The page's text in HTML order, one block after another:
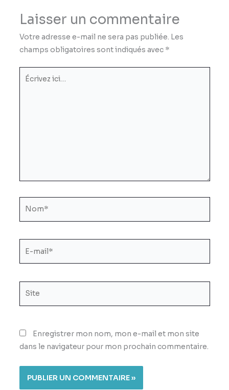
Laisser un commentaire
Votre adresse e-mail ne sera pas publiée. Les
champs obligatoires sont indiqués avec *
Écrivez
Enregistrer mon nom, mon e-mail et mon site
dans le navigateur pour mon prochain commentaire.